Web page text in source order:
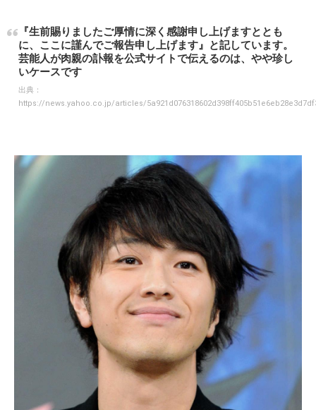
『生前賜りましたご厚情に深く感謝申し上げますととも
に、ここに謹んでご報告申し上げます』と記しています。
芸能人が肉親の訃報を公式サイトで伝えるのは、やや珍し
いケースです
出典：
https://news.yahoo.co.jp/articles/